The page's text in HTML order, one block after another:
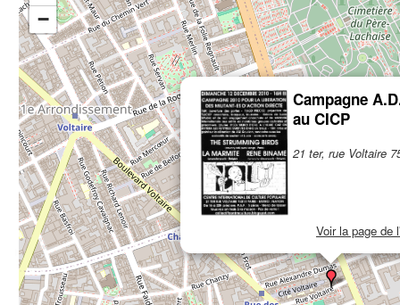
Campagne
au CICP
21 ter, rue Voltaire
Voir la page de
−